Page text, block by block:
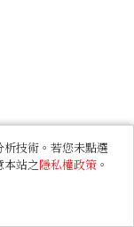
技術。若您未點選
本站之隱私權政策 。